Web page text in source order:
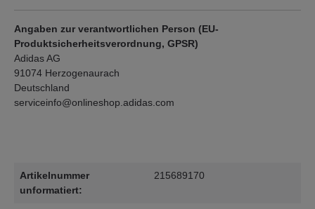
Angaben zur verantwortlichen Person (EU-
Produktsicherheitsverordnung, GPSR)
Adidas AG
91074 Herzogenaurach
Deutschland
serviceinfo@onlineshop.adidas.com
Artikelnummer
unformatiert:
215689170